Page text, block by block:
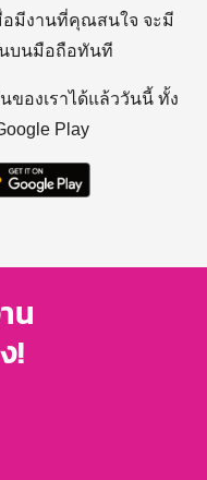
อมีงานที่คุณสนใจ จะมี
นบนมือถือทันที
ของเราได้แล้ววันนี้ ทั้ง
Play
น
!